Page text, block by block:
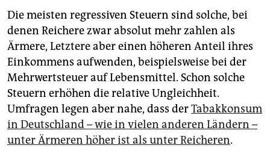
Die meisten regressiven Steuern sind solche, bei
denen Reichere zwar absolut mehr zahlen als
Ärmere, Letztere aber einen höheren Anteil ihres
Einkommens aufwenden, beispielsweise bei der
Mehrwertsteuer auf Lebensmittel. Schon solche
Steuern erhöhen die relative Ungleichheit.
Umfragen legen aber nahe, dass derTabakkonsum
in Deutschland – wie in vielen anderen Ländern –
unter Ärmeren höher ist als unter Reicheren.